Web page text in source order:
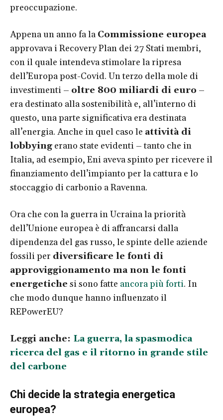
preoccupazione.
Appena un anno fa la Commissione europea
approvava i Recovery Plan dei 27 Stati membri,
con il quale intendeva stimolare la ripresa
dell’Europa post-Covid. Un terzo della mole di
investimenti – oltre 800 miliardi di euro –
era destinato alla sostenibilità e, all’interno di
questo, una parte significativa era destinata
all’energia. Anche in quel caso le attività di
lobbying erano state evidenti – tanto che in
Italia, ad esempio, Eni aveva spinto per ricevere il
finanziamento dell’impianto per la cattura e lo
stoccaggio di carbonio a Ravenna.
Ora che con la guerra in Ucraina la priorità
dell’Unione europea è di affrancarsi dalla
dipendenza del gas russo, le spinte delle aziende
fossili per diversificare le fonti di
approviggionamento ma non le fonti
energetiche si sono fatte ancora più forti. In
che modo dunque hanno influenzato il
REPowerEU?
Leggi anche: La guerra, la spasmodica
ricerca del gas e il ritorno in grande stile
del carbone
Chi decide la strategia energetica
europea?